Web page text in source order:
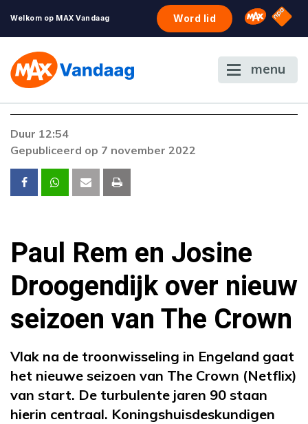
Welkom op MAX Vandaag Word lid Omroep
NPO
menu
De gewenste stream is op dit moment niet
voordoen, neem dan contact op met onze
klantenservice.
Duur 12:54
Gepubliceerd op 7 november 2022
Paul Rem en Josine
Droogendijk over nieuw
seizoen van The Crown
Vlak na de troonwisseling in Engeland gaat
het nieuwe seizoen van The Crown (Netflix)
van start. De turbulente jaren 90 staan
hierin centraal. Koningshuisdeskundigen